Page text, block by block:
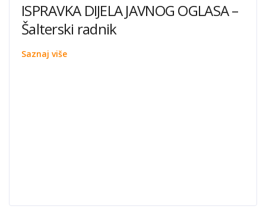
ISPRAVKA DIJELA JAVNOG OGLASA –
Šalterski radnik
Saznaj više